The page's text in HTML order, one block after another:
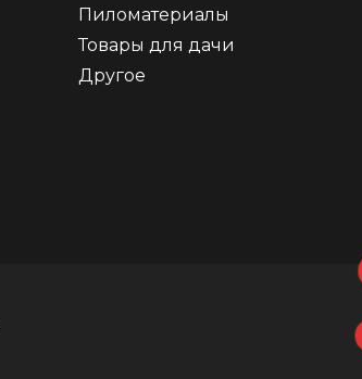
Пиломатериалы
Товары для дачи
Другое